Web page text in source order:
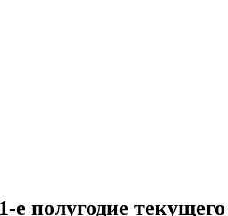
полугодие текущего